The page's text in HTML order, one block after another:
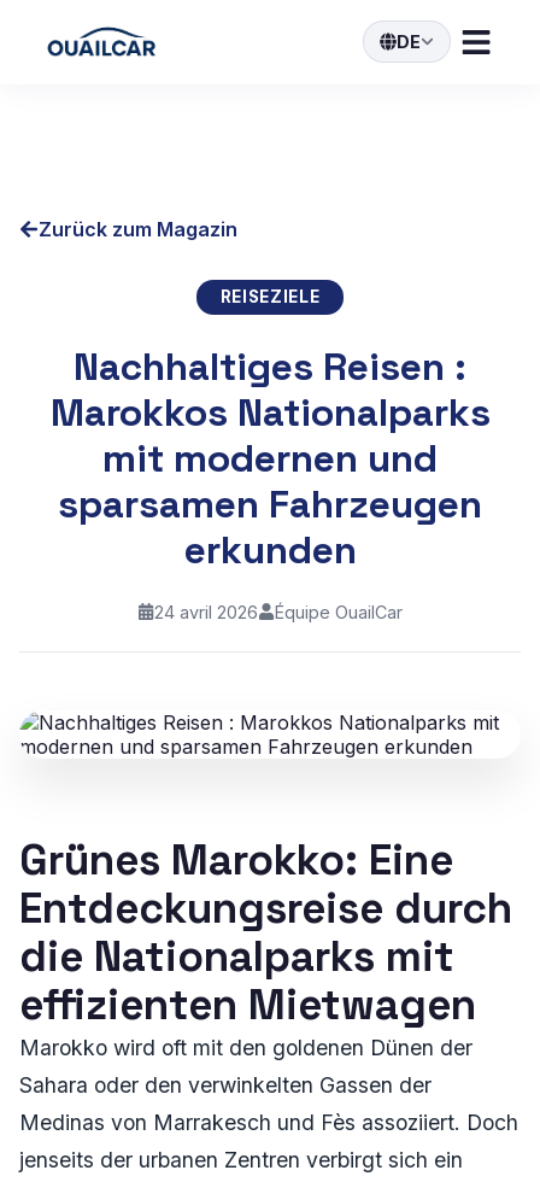
DE
Zurück zum Magazin
REISEZIELE
Nachhaltiges Reisen :
Marokkos Nationalparks
mit modernen und
sparsamen Fahrzeugen
erkunden
24 avril 2026 Équipe OuailCar
Grünes Marokko: Eine
Entdeckungsreise durch
die Nationalparks mit
effizienten Mietwagen
Marokko wird oft mit den goldenen Dünen der
Sahara oder den verwinkelten Gassen der
Medinas von Marrakesch und Fès assoziiert. Doch
jenseits der urbanen Zentren verbirgt sich ein